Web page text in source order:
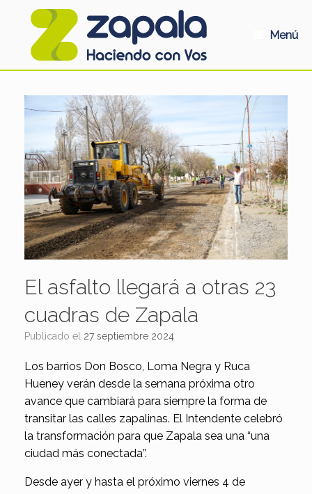
Menú
El asfalto llegará a otras 23
cuadras de Zapala
Publicado el 27 septiembre 2024
Los barrios Don Bosco, Loma Negra y Ruca
Hueney verán desde la semana próxima otro
avance que cambiará para siempre la forma de
transitar las calles zapalinas. El Intendente celebró
la transformación para que Zapala sea una “una
ciudad más conectada”.
Desde ayer y hasta el próximo viernes 4 de